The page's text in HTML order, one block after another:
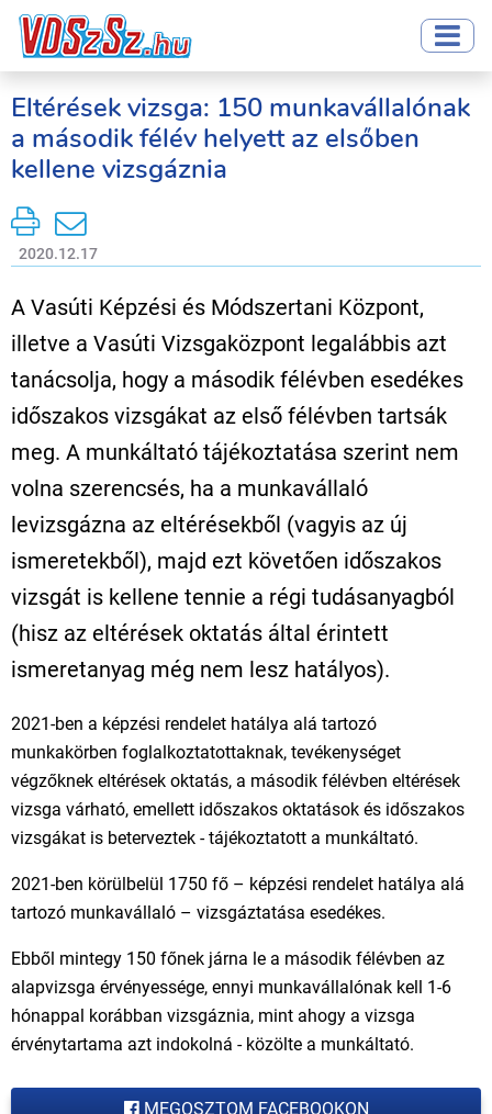
Eltérések vizsga: 150 munkavállalónak
a második félév helyett az elsőben
kellene vizsgáznia
2020.12.17
A Vasúti Képzési és Módszertani Központ,
illetve a Vasúti Vizsgaközpont legalábbis azt
tanácsolja, hogy a második félévben esedékes
időszakos vizsgákat az első félévben tartsák
meg. A munkáltató tájékoztatása szerint nem
volna szerencsés, ha a munkavállaló
levizsgázna az eltérésekből (vagyis az új
ismeretekből), majd ezt követően időszakos
vizsgát is kellene tennie a régi tudásanyagból
(hisz az eltérések oktatás által érintett
ismeretanyag még nem lesz hatályos).
2021-ben a képzési rendelet hatálya alá tartozó
munkakörben foglalkoztatottaknak, tevékenységet
végzőknek eltérések oktatás, a második félévben eltérések
vizsga várható, emellett időszakos oktatások és időszakos
vizsgákat is beterveztek - tájékoztatott a munkáltató.
2021-ben körülbelül 1750 fő – képzési rendelet hatálya alá
tartozó munkavállaló – vizsgáztatása esedékes.
Ebből mintegy 150 főnek járna le a második félévben az
alapvizsga érvényessége, ennyi munkavállalónak kell 1-6
hónappal korábban vizsgáznia, mint ahogy a vizsga
érvénytartama azt indokolná - közölte a munkáltató.
MEGOSZTOM FACEBOOKON